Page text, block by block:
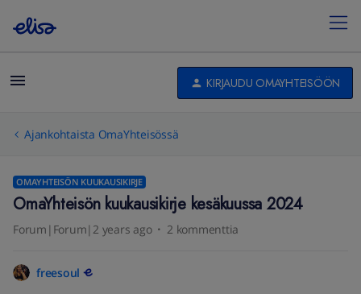
KIRJAUDU OMAYHTEISÖÖN
Ajankohtaista OmaYhteisössä
OMAYHTEISÖN KUUKAUSIKIRJE
OmaYhteisön kuukausikirje kesäkuussa 2024
Forum|Forum|2 years ago 2 kommenttia
freesoul